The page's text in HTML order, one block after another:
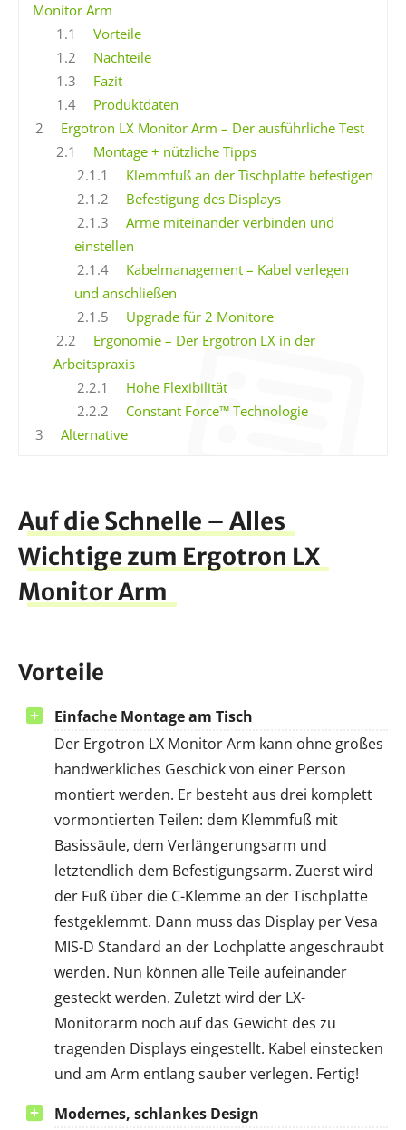
Monitor Arm
1.1
Vorteile
1.2
Nachteile
1.3
Fazit
1.4
Produktdaten
2
Ergotron LX Monitor Arm – Der ausführliche Test
2.1
Montage + nützliche Tipps
2.1.1
Klemmfuß an der Tischplatte befestigen
2.1.2
Befestigung des Displays
2.1.3
Arme miteinander verbinden und
einstellen
2.1.4
Kabelmanagement – Kabel verlegen
und anschließen
2.1.5
Upgrade für 2 Monitore
2.2
Ergonomie – Der Ergotron LX in der
Arbeitspraxis
2.2.1
Hohe Flexibilität
2.2.2
Constant Force™ Technologie
3
Alternative
Auf die Schnelle – Alles
Wichtige zum Ergotron LX
Monitor Arm
Vorteile
Einfache Montage am Tisch
Der Ergotron LX Monitor Arm kann ohne großes
handwerkliches Geschick von einer Person
montiert werden. Er besteht aus drei komplett
vormontierten Teilen: dem Klemmfuß mit
Basissäule, dem Verlängerungsarm und
letztendlich dem Befestigungsarm. Zuerst wird
der Fuß über die C-Klemme an der Tischplatte
festgeklemmt. Dann muss das Display per Vesa
MIS-D Standard an der Lochplatte angeschraubt
werden. Nun können alle Teile aufeinander
gesteckt werden. Zuletzt wird der LX-
Monitorarm noch auf das Gewicht des zu
tragenden Displays eingestellt. Kabel einstecken
und am Arm entlang sauber verlegen. Fertig!
Modernes, schlankes Design